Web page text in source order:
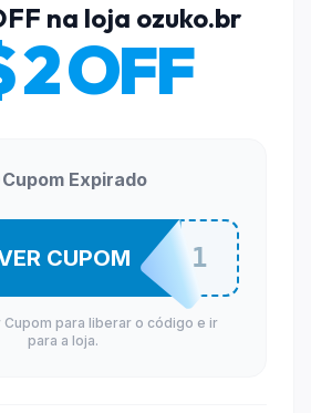
na loja ozuko.br
2 OFF
Cupom Expirado
OZUK21
CUPOM
Cupom para liberar o código e ir
para a loja.